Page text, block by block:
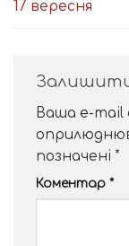
17 вересня
Залишити
Ваша e-mail
позначені *
Коментар *